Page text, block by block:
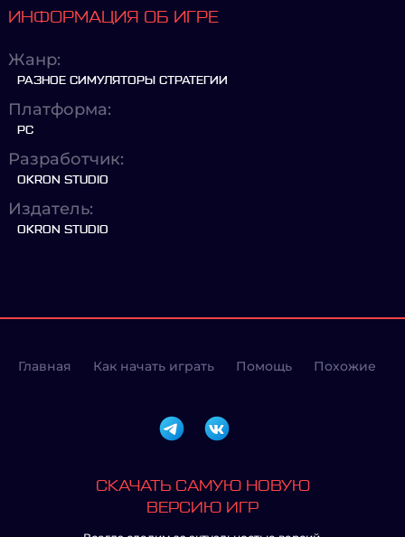
ИНФОРМАЦИЯ ОБ ИГРЕ
Жанр:
РАЗНОЕ СИМУЛЯТОРЫ СТРАТЕГИИ
Платформа:
PC
Разработчик:
OKRON STUDIO
Издатель:
OKRON STUDIO
Главная Как начать играть Помощь Похожие
СКАЧАТЬ САМУЮ НОВУЮ
ВЕРСИЮ ИГР